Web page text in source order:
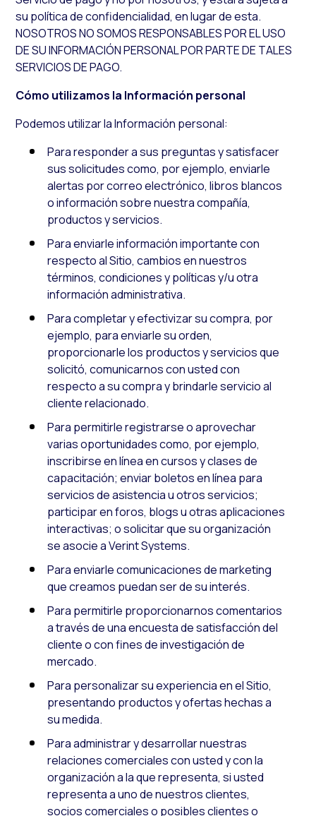
su política de confidencialidad, en lugar de esta.
NOSOTROS NO SOMOS RESPONSABLES POR EL USO
DE SU INFORMACIÓN PERSONAL POR PARTE DE TALES
SERVICIOS DE PAGO.
Cómo utilizamos la Información personal
Podemos utilizar la Información personal:
Para responder a sus preguntas y satisfacer
sus solicitudes como, por ejemplo, enviarle
alertas por correo electrónico, libros blancos
o información sobre nuestra compañía,
productos y servicios.
Para enviarle información importante con
respecto al Sitio, cambios en nuestros
términos, condiciones y políticas y/u otra
información administrativa.
Para completar y efectivizar su compra, por
ejemplo, para enviarle su orden,
proporcionarle los productos y servicios que
solicitó, comunicarnos con usted con
respecto a su compra y brindarle servicio al
cliente relacionado.
Para permitirle registrarse o aprovechar
varias oportunidades como, por ejemplo,
inscribirse en línea en cursos y clases de
capacitación; enviar boletos en línea para
servicios de asistencia u otros servicios;
participar en foros, blogs u otras aplicaciones
interactivas; o solicitar que su organización
se asocie a Verint Systems.
Para enviarle comunicaciones de marketing
que creamos puedan ser de su interés.
Para permitirle proporcionarnos comentarios
a través de una encuesta de satisfacción del
cliente o con fines de investigación de
mercado.
Para personalizar su experiencia en el Sitio,
presentando productos y ofertas hechas a
su medida.
Para administrar y desarrollar nuestras
relaciones comerciales con usted y con la
organización a la que representa, si usted
representa a uno de nuestros clientes,
socios comerciales o posibles clientes o